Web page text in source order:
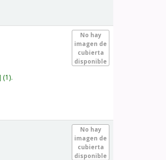
No hay
imagen de
cubierta
disponible
(1).
No hay
imagen de
cubierta
disponible